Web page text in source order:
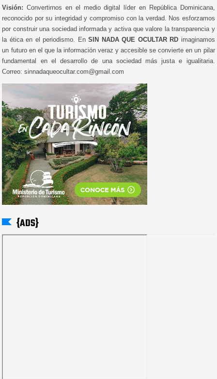
Visión: Convertirnos en el medio digital líder en República Dominicana,
reconocido por su integridad y compromiso con la verdad. Nos esforzamos
por construir una sociedad informada y activa que valore la transparencia y
la ética en el periodismo. EnSIN NADA QUE OCULTAR RD imaginamos
un futuro en el que la información veraz y accesible se convierte en un pilar
fundamental en el desarrollo de una sociedad más justa e igualitaria.
Correo: sinnadaqueocultar.com@gmail.com
{ADS}